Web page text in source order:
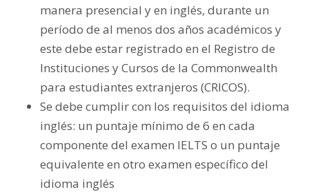
manera presencial y en inglés, durante un
período de al menos dos años académicos y
este debe estar registrado en el Registro de
Instituciones y Cursos de la Commonwealth
para estudiantes extranjeros (CRICOS).
Se debe cumplir con los requisitos del idioma
inglés: un puntaje mínimo de 6 en cada
componente del examen IELTS o un puntaje
equivalente en otro examen específico del
idioma inglés